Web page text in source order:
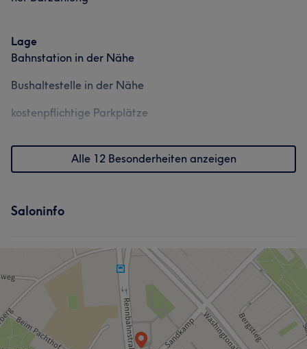
Lage
Bahnstation in der Nähe
Bushaltestelle in der Nähe
kostenpflichtige Parkplätze
Alle 12 Besonderheiten anzeigen
Saloninfo